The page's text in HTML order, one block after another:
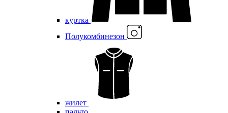
куртка
Полукомбинезон
жилет